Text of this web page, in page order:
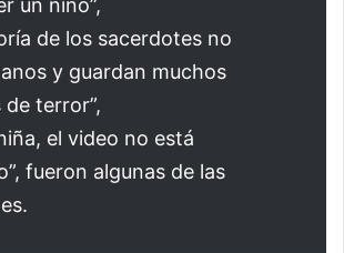
de los sacerdotes no
y guardan muchos
terror”,
el video no está
fueron algunas de las